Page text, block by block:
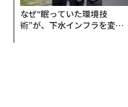
なぜ“眠っていた環境技
術”が、下水インフラを変え